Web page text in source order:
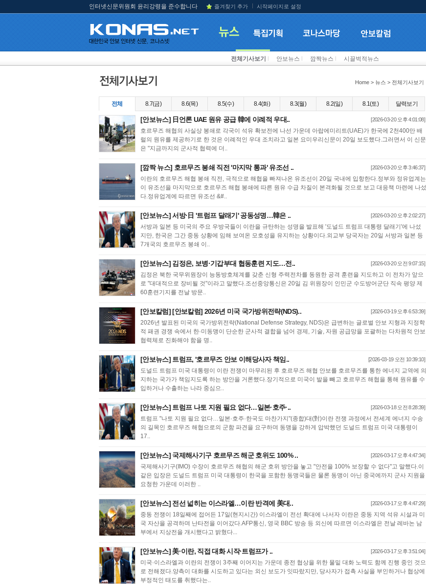
인터넷신문위원회 윤리강령을 준수합니다 즐겨찾기 추가 시작페이지로 설정
전체기사보기 안보뉴스 깜짝뉴스 시끌벅적뉴스
Home > 뉴스 > 전체기사보기
전체 8.7(금) 8.6(목) 8.5(수) 8.4(화) 8.3(월) 8.2(일) 8.1(토) 달력보기
[안보뉴스] 日언론 UAE 원유 공급 韓에 이례적 우대.. [2026-03-20 오후 4:01:08]
호르무즈 해협의 사실상 봉쇄로 각국이 석유 확보전에 나선 가운데 아랍에미리트(UAE)가 한국에 2천400만 배
럴의 원유를 제공하기로 한 것은 이례적인 우대 조치라고 일본 요미우리신문이 20일 보도했다.그러면서 이 신문
은 "지금까지의 군사적 협력에 더..
[깜짝 뉴스] 호르무즈 봉쇄 직전 '마지막 통과' 유조선 .. [2026-03-20 오후 3:46:37]
이란의 호르무즈 해협 봉쇄 직전, 극적으로 해협을 빠져나온 유조선이 20일 국내에 입항한다.정부와 정유업계는
이 유조선을 마지막으로 호르무즈 해협 봉쇄에 따른 원유 수급 차질이 본격화될 것으로 보고 대응책 마련에 나섰
다.정유업계에 따르면 유조선 &#..
[안보뉴스] 서방·日 '트럼프 달래기' 공동성명…韓은 .. [2026-03-20 오후 2:02:27]
서방과 일본 등 미국의 주요 우방국들이 이란을 규탄하는 성명을 발표해 '도널드 트럼프 대통령 달래기'에 나섰
지만, 한국은 그간 중동 상황에 임해 보여온 모호성을 유지하는 상황이다.외교부 당국자는 20일 서방과 일본 등
7개국의 호르무즈 봉쇄 이..
[안보뉴스] 김정은, 보병·기갑부대 협동훈련 지도…전.. [2026-03-20 오전 9:07:15]
김정은 북한 국무위원장이 능동방호체계를 갖춘 신형 주력전차를 동원한 공격 훈련을 지도하고 이 전차가 앞으
로 "대대적으로 장비될 것"이라고 말했다.조선중앙통신은 20일 김 위원장이 인민군 수도방어군단 직속 평양 제
60훈련기지를 전날 방문..
[안보칼럼] [안보칼럼] 2026년 미국 국가방위전략(NDS).. [2026-03-19 오후 6:53:39]
2026년 발표된 미국의 국가방위전략(National Defense Strategy, NDS)은 급변하는 글로벌 안보 지형과 지정학
적 패권 경쟁 속에서 한·미동맹이 단순한 군사적 결합을 넘어 경제, 기술, 자원 공급망을 포괄하는 다차원적 안보
협력체로 진화해야 함을 명..
[안보뉴스] 트럼프, '호르무즈 안보 이해당사자 책임.. [2026-03-19 오전 10:39:10]
도널드 트럼프 미국 대통령이 이란 전쟁이 마무리된 후 호르무즈 해협 안보를 호르무즈를 통한 에너지 교역에 의
지하는 국가가 책임지도록 하는 방안을 거론했다.장기적으로 미국이 발을 빼고 호르무즈 해협을 통해 원유를 수
입하거나 수출하는 나라 중심으..
[안보뉴스] 트럼프 나토 지원 필요 없다…일본·호주·.. [2026-03-18 오전 8:28:39]
트럼프 "나토 지원 필요 없다…일본·호주·한국도 마찬가지"(종합)대(對)이란 전쟁 과정에서 전세계 에너지 수송
의 길목인 호르무즈 해협으로의 군함 파견을 요구하며 동맹을 강하게 압박했던 도널드 트럼프 미국 대통령이
17..
[안보뉴스] 국제해사기구 호르무즈 해군 호위도 100% .. [2026-03-17 오후 4:47:34]
국제해사기구(IMO) 수장이 호르무즈 해협의 해군 호위 방안을 놓고 "안전을 100% 보장할 수 없다"고 말했다.이
같은 입장은 도널드 트럼프 미국 대통령이 한국을 포함한 동맹국들은 물론 동맹이 아닌 중국에까지 군사 지원을
요청한 가운데 이러한 ..
[안보뉴스] 전선 넓히는 이스라엘…이란 반격에 美대.. [2026-03-17 오후 4:47:29]
중동 전쟁이 18일째에 접어든 17일(현지시간) 이스라엘이 전선 확대에 나서자 이란은 중동 지역 석유 시설과 미
국 자산을 공격하며 난타전을 이어갔다.AFP통신, 영국 BBC 방송 등 외신에 따르면 이스라엘은 전날 레바논 남
부에서 지상전을 개시했다고 밝혔다...
[안보뉴스] 美·이란, 직접 대화 시작·트럼프가 .. [2026-03-17 오후 3:51:04]
미국·이스라엘과 이란의 전쟁이 3주째 이어지는 가운데 종전 협상을 위한 물밑 대화 노력도 함께 진행 중인 것으
로 전해졌다.양측이 대화를 시도하고 있다는 외신 보도가 잇따랐지만, 당사자가 접촉 사실을 부인하거나 협상에
부정적인 태도를 취했다는..